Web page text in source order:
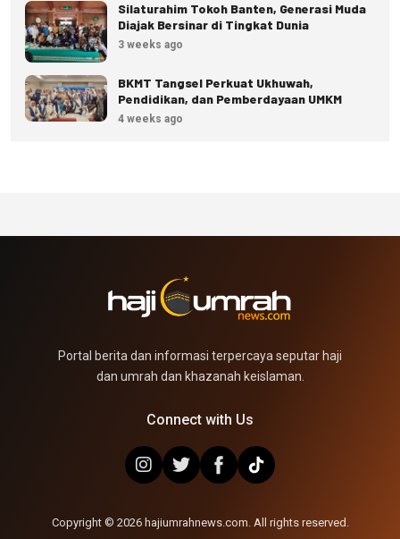
Silaturahim Tokoh Banten, Generasi Muda
Diajak Bersinar di Tingkat Dunia
3 weeks ago
BKMT Tangsel Perkuat Ukhuwah,
Pendidikan, dan Pemberdayaan UMKM
4 weeks ago
Portal berita dan informasi terpercaya seputar haji
dan umrah dan khazanah keislaman.
Connect with Us
Copyright © 2026 hajiumrahnews.com. All rights reserved.